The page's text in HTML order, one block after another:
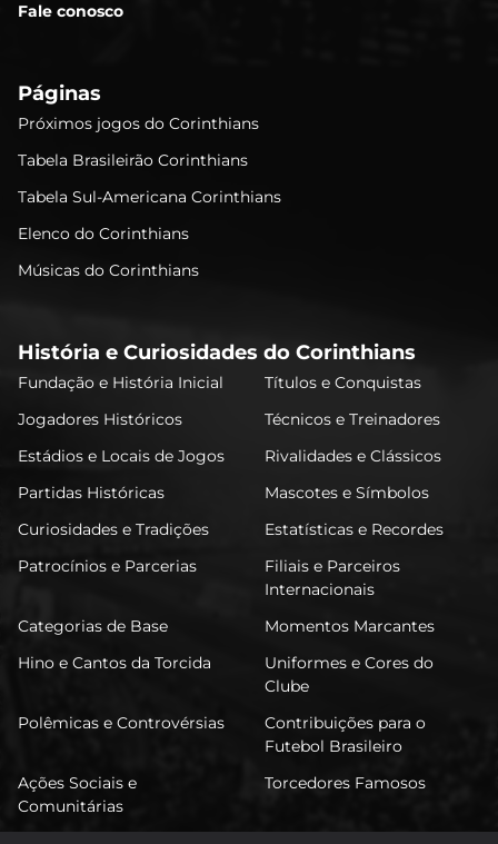
Fale conosco
Páginas
Próximos jogos do Corinthians
Tabela Brasileirão Corinthians
Tabela Sul-Americana Corinthians
Elenco do Corinthians
Músicas do Corinthians
História e Curiosidades do Corinthians
Fundação e História Inicial
Títulos e Conquistas
Jogadores Históricos
Técnicos e Treinadores
Estádios e Locais de Jogos
Rivalidades e Clássicos
Partidas Históricas
Mascotes e Símbolos
Curiosidades e Tradições
Estatísticas e Recordes
Patrocínios e Parcerias
Filiais e Parceiros
Internacionais
Categorias de Base
Momentos Marcantes
Hino e Cantos da Torcida
Uniformes e Cores do
Clube
Polêmicas e Controvérsias
Contribuições para o
Futebol Brasileiro
Ações Sociais e
Comunitárias
Torcedores Famosos